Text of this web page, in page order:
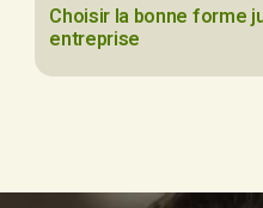
Choisir la bonne forme
entreprise